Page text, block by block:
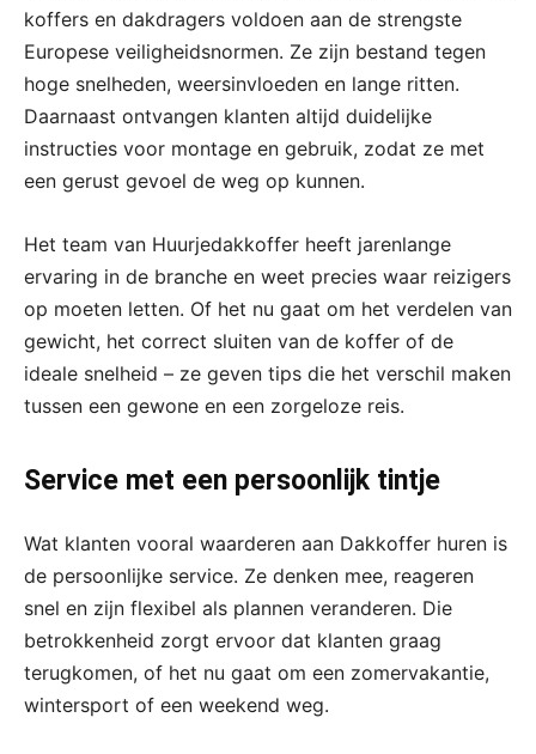
koffers en dakdragers voldoen aan de strengste
Europese veiligheidsnormen. Ze zijn bestand tegen
hoge snelheden, weersinvloeden en lange ritten.
Daarnaast ontvangen klanten altijd duidelijke
instructies voor montage en gebruik, zodat ze met
een gerust gevoel de weg op kunnen.
Het team van Huurjedakkoffer heeft jarenlange
ervaring in de branche en weet precies waar reizigers
op moeten letten. Of het nu gaat om het verdelen van
gewicht, het correct sluiten van de koffer of de
ideale snelheid – ze geven tips die het verschil maken
tussen een gewone en een zorgeloze reis.
Service met een persoonlijk tintje
Wat klanten vooral waarderen aan Dakkoffer huren is
de persoonlijke service. Ze denken mee, reageren
snel en zijn flexibel als plannen veranderen. Die
betrokkenheid zorgt ervoor dat klanten graag
terugkomen, of het nu gaat om een zomervakantie,
wintersport of een weekend weg.